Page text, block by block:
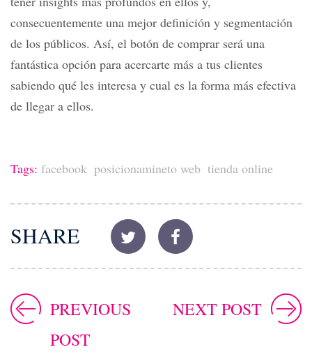
consecuentemente una mejor definición y segmentación
de los públicos. Así, el botón de comprar será una
fantástica opción para acercarte más a tus clientes
sabiendo qué les interesa y cual es la forma más efectiva
de llegar a ellos.
Tags: facebook posicionamineto web tienda online
SHARE
PREVIOUS
POST
NEXT POST